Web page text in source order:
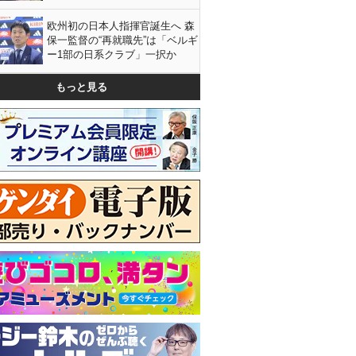
欧州初の日本人指揮官誕生へ 森
保一監督の“再就職先”は「ベルギ
ー1部の日系クラブ」一択か
もっと見る